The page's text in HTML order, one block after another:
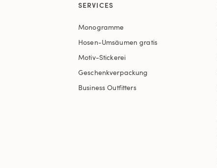
SERVICES
Monogramme
Hosen-Umsäumen gratis
Motiv-Stickerei
Geschenkverpackung
Business Outfitters